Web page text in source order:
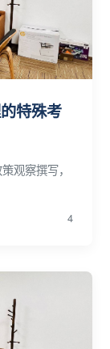
特殊考
观察撰写，
4